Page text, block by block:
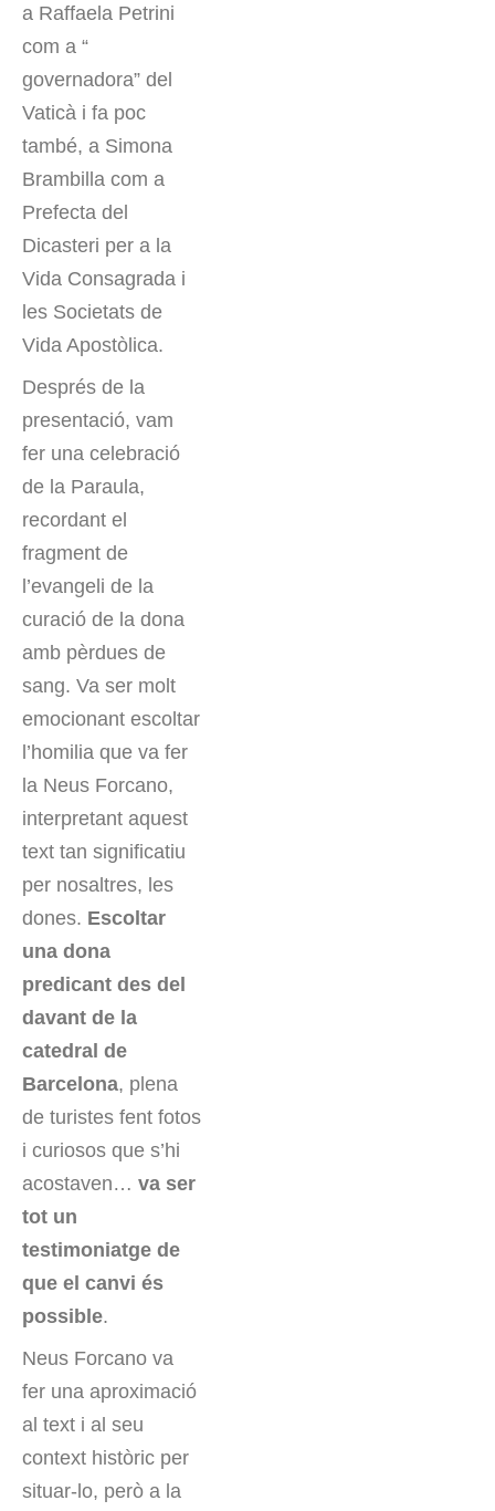
a Raffaela Petrini
com a “
governadora” del
Vaticà i fa poc
també, a Simona
Brambilla com a
Prefecta del
Dicasteri per a la
Vida Consagrada i
les Societats de
Vida Apostòlica.
Després de la
presentació, vam
fer una celebració
de la Paraula,
recordant el
fragment de
l’evangeli de la
curació de la dona
amb pèrdues de
sang. Va ser molt
emocionant escoltar
l’homilia que va fer
la Neus Forcano,
interpretant aquest
text tan significatiu
per nosaltres, les
dones. Escoltar
una dona
predicant des del
davant de la
catedral de
Barcelona, plena
de turistes fent fotos
i curiosos que s’hi
acostaven… va ser
tot un
testimoniatge de
que el canvi és
possible.
Neus Forcano va
fer una aproximació
al text i al seu
context històric per
situar-lo, però a la